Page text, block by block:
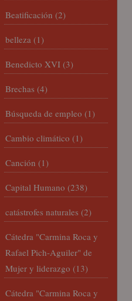
Beatificación (2)
belleza (1)
Benedicto XVI (3)
Brechas (4)
Búsqueda de empleo (1)
Cambio climático (1)
Canción (1)
Capital Humano (238)
catástrofes naturales (2)
Cátedra "Carmina Roca y
Rafael Pich-Aguiler" de
Mujer y liderazgo (13)
Cátedra "Carmina Roca y